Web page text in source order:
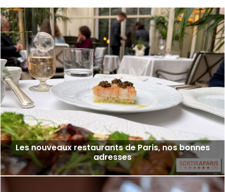
Les nouveaux restaurants de Paris, nos bonnes
adresses